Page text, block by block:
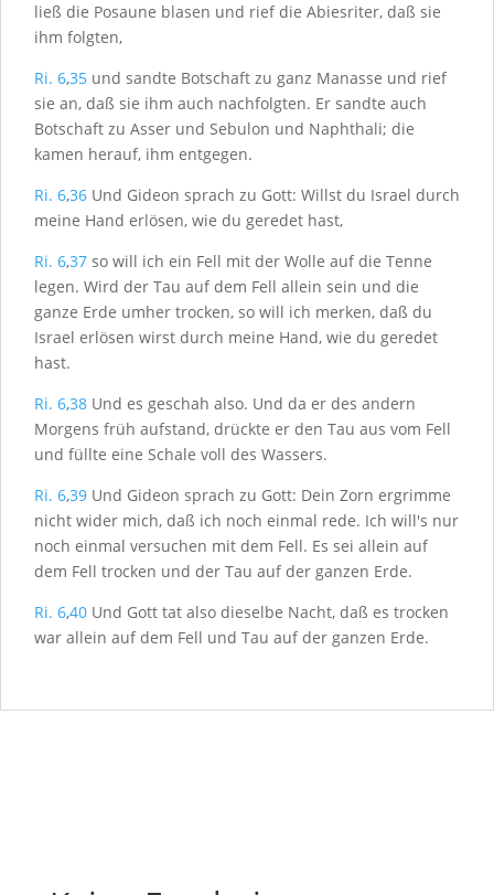
ließ die Posaune blasen und rief die Abiesriter, daß sie
ihm folgten,
Ri. 6,35 und sandte Botschaft zu ganz Manasse und rief
sie an, daß sie ihm auch nachfolgten. Er sandte auch
Botschaft zu Asser und Sebulon und Naphthali; die
kamen herauf, ihm entgegen.
Ri. 6,36 Und Gideon sprach zu Gott: Willst du Israel durch
meine Hand erlösen, wie du geredet hast,
Ri. 6,37 so will ich ein Fell mit der Wolle auf die Tenne
legen. Wird der Tau auf dem Fell allein sein und die
ganze Erde umher trocken, so will ich merken, daß du
Israel erlösen wirst durch meine Hand, wie du geredet
hast.
Ri. 6,38 Und es geschah also. Und da er des andern
Morgens früh aufstand, drückte er den Tau aus vom Fell
und füllte eine Schale voll des Wassers.
Ri. 6,39 Und Gideon sprach zu Gott: Dein Zorn ergrimme
nicht wider mich, daß ich noch einmal rede. Ich will's nur
noch einmal versuchen mit dem Fell. Es sei allein auf
dem Fell trocken und der Tau auf der ganzen Erde.
Ri. 6,40 Und Gott tat also dieselbe Nacht, daß es trocken
war allein auf dem Fell und Tau auf der ganzen Erde.